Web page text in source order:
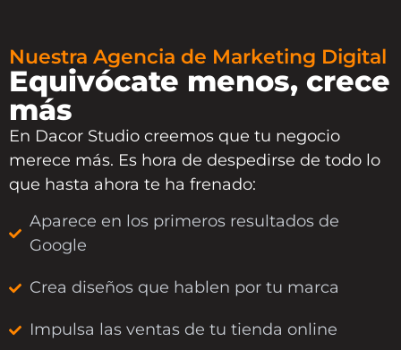
Nuestra Agencia de Marketing Digital
Equivócate menos, crece
más
En Dacor Studio creemos que tu negocio
merece más. Es hora de despedirse de todo lo
que hasta ahora te ha frenado:
Aparece en los primeros resultados de
Google
Crea diseños que hablen por tu marca
Impulsa las ventas de tu tienda online